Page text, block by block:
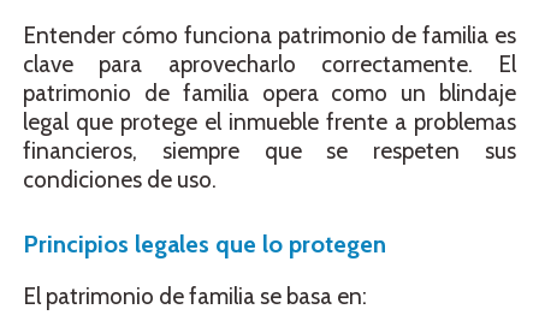
Entender cómo funciona patrimonio de familia es
clave para aprovecharlo correctamente. El
patrimonio de familia opera como un blindaje
legal que protege el inmueble frente a problemas
financieros, siempre que se respeten sus
condiciones de uso.
Principios legales que lo protegen
El patrimonio de familia se basa en: